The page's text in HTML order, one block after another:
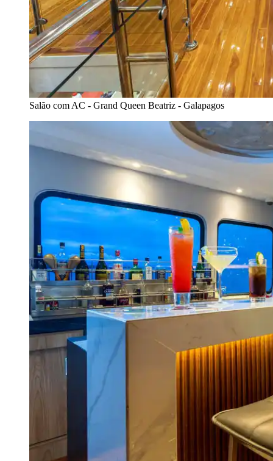
Salão com AC - Grand Queen Beatriz - Galapagos